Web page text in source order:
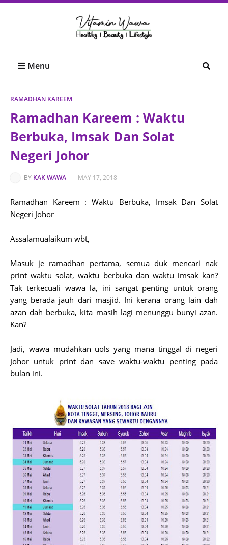
Menu
RAMADHAN KAREEM
Ramadhan Kareem : Waktu
Berbuka, Imsak Dan Solat
Negeri Johor
BY KAK WAWA - MAY 17, 2018
Ramadhan Kareem : Waktu Berbuka, Imsak Dan Solat
Negeri Johor
Assalamualaikum wbt,
Masuk je ramadhan pertama, semua duk mencari nak
print waktu solat, waktu berbuka dan waktu imsak kan?
Tak terkecuali wawa la, ini sangat penting untuk orang
yang berada jauh dari masjid. Ini kerana orang lain dah
azan dah berbuka, kita masih lagi menunggu bunyi azan.
Kan?
Jadi, wawa mudahkan uols yang mana tinggal di negeri
Johor untuk print dan save waktu-waktu penting pada
bulan ini.